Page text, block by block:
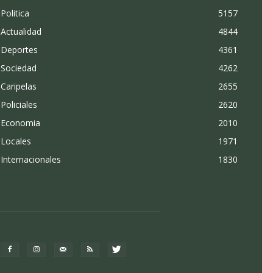
Politica
5157
Actualidad
4844
Deportes
4361
Sociedad
4262
Caripelas
2655
Policiales
2620
Economia
2010
Locales
1971
Internacionales
1830